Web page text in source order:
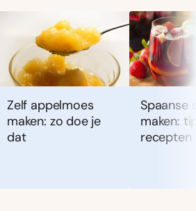
Zelf appelmoes
maken: zo doe je
dat
Spaanse
maken:
recepten